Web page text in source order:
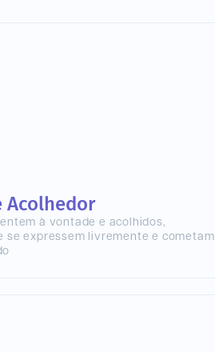
Acolhedor
à vontade e acolhidos,
se expressem livremente e cometam